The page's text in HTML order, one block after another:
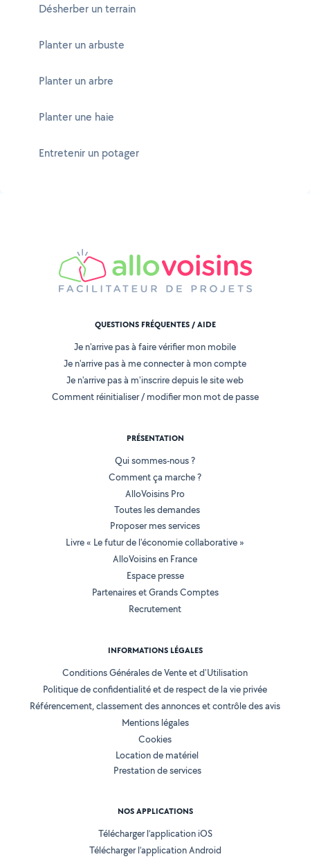
Désherber un terrain
Planter un arbuste
Planter un arbre
Planter une haie
Entretenir un potager
QUESTIONS FRÉQUENTES / AIDE
Je n'arrive pas à faire vérifier mon mobile
Je n'arrive pas à me connecter à mon compte
Je n'arrive pas à m'inscrire depuis le site web
Comment réinitialiser / modifier mon mot de passe
PRÉSENTATION
Qui sommes-nous ?
Comment ça marche ?
AlloVoisins Pro
Toutes les demandes
Proposer mes services
Livre « Le futur de l'économie collaborative »
AlloVoisins en France
Espace presse
Partenaires et Grands Comptes
Recrutement
INFORMATIONS LÉGALES
Conditions Générales de Vente et d'Utilisation
Politique de confidentialité et de respect de la vie privée
Référencement, classement des annonces et contrôle des avis
Mentions légales
Cookies
Location de matériel
Prestation de services
NOS APPLICATIONS
Télécharger l’application iOS
Télécharger l’application Android